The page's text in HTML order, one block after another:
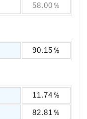
58.00％
90.15％
11.74％
82.81％